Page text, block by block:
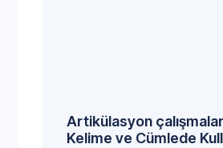
Artikülasyon
Kelime ve Cümlede